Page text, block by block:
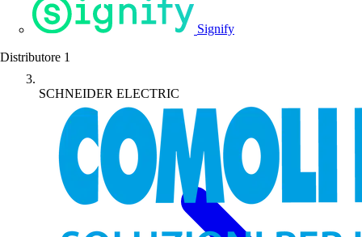
Signify
Distributore 1
SCHNEIDER ELECTRIC